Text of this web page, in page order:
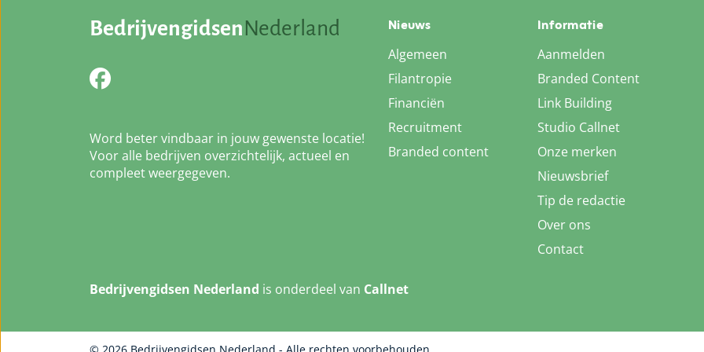
BedrijvengidsenNederland
Word beter vindbaar in jouw gewenste locatie!
Voor alle bedrijven overzichtelijk, actueel en
compleet weergegeven.
Nieuws
Algemeen
Filantropie
Financiën
Recruitment
Branded content
Informatie
Aanmelden
Branded Content
Link Building
Studio Callnet
Onze merken
Nieuwsbrief
Tip de redactie
Over ons
Contact
Bedrijvengidsen Nederland is onderdeel van Callnet
© 2026 Bedrijvengidsen Nederland - Alle rechten voorbehouden